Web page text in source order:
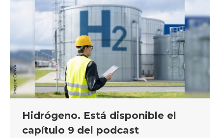
Hidrógeno. Está disponible el
capítulo 9 del podcast